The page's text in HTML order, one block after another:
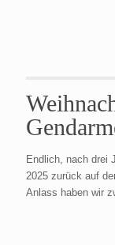
Endlich, nach drei
2025 zurück auf
Anlass haben wir